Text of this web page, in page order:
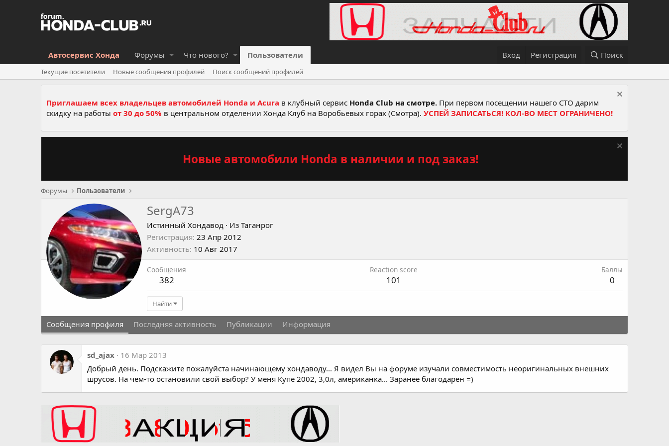
Автосервис Хонда Форумы Что нового? Пользователи Вход Регистрация Поиск
Текущие посетители Новые сообщения профилей Поиск сообщений профилей
Приглашаем всех владельцев автомобилей Honda и Acura в клубный сервис Honda Club на смотре. При первом посещении нашего СТО дарим
скидку на работы от 30 до 50% в центральном отделении Хонда Клуб на Воробьевых горах (Смотра). УСПЕЙ ЗАПИСАТЬСЯ! КОЛ-ВО МЕСТ ОГРАНИЧЕНО!
Новые автомобили Honda в наличии и под заказ!
Форумы Пользователи
SergA73
Истинный Хондавод · Из Таганрог
Регистрация 23 Апр 2012
Активность 10 Авг 2017
Сообщения
382
Reaction score
101
Баллы
0
Найти
Сообщения профиля Последняя активность Публикации Информация
sd_ajax
16 Мар 2013
Добрый день. Подскажите пожалуйста начинающему хондаводу... Я видел Вы на форуме изучали совместимость неоригинальных внешних
шрусов. На чем-то остановили свой выбор? У меня Купе 2002, 3,0л, американка... Заранее благодарен =)